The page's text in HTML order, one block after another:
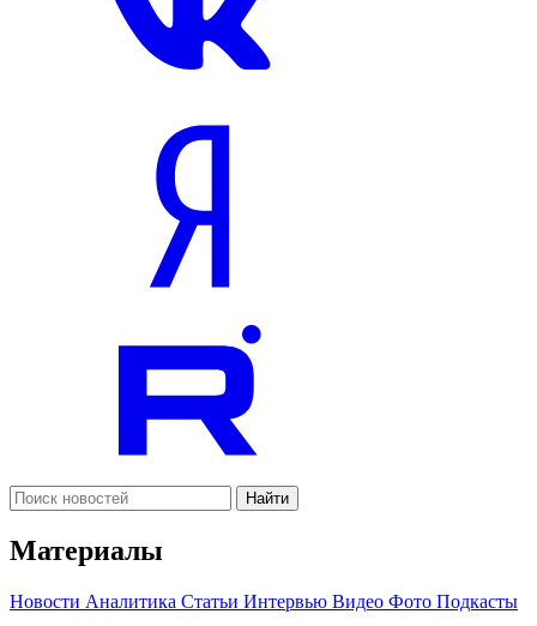
Найти
Материалы
Новости Аналитика Статьи Интервью Видео Фото Подкасты